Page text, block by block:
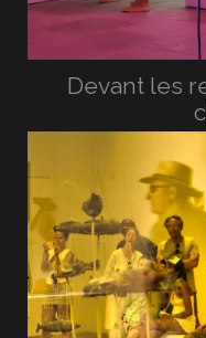
Devant les